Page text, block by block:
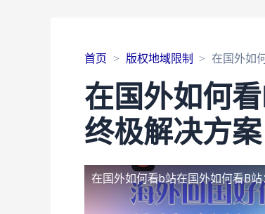
首页 版权地域限制 在国外如
在国外如何
终极解决方案
在国外如何看b站在国外如何看B